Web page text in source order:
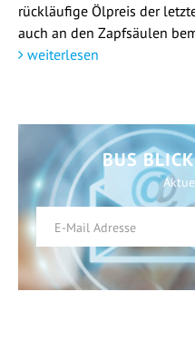
rückläufige Ölpreis der
auch an den Zapfsäulen
weiterlesen
BUS